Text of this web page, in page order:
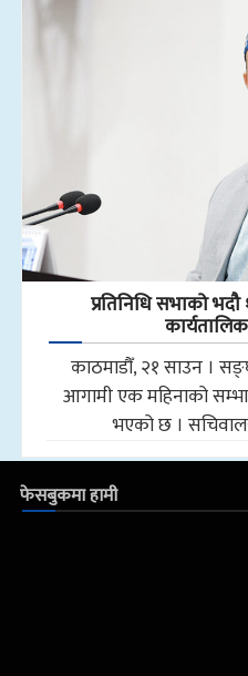
प्रतिनिधि सभाको
काठमाडौँ, २१ साउन ।
आगामी एक महिनाको
भएको छ ।
फेसबुकमा हामी